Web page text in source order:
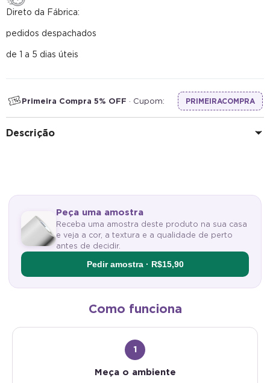
Direto da Fábrica:
pedidos despachados
de 1 a 5 dias úteis
Primeira Compra 5% OFF · Cupom: PRIMEIRACOMPRA
Descrição
Peça uma amostra
Receba uma amostra deste produto na sua casa
e veja a cor, a textura e a qualidade de perto
antes de decidir.
Pedir amostra · R$15,90
Como funciona
1
Meça o ambiente